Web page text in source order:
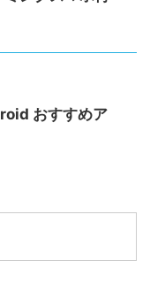
おすすめア